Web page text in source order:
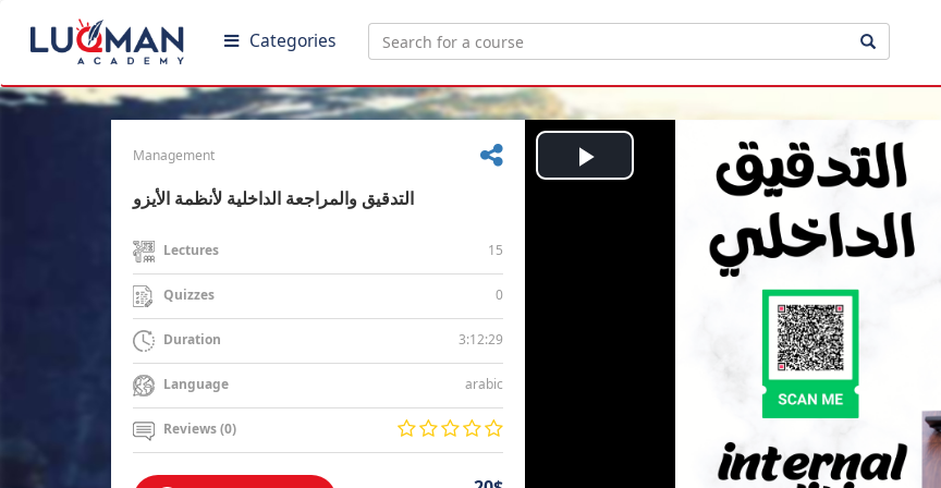
Categories
Management
التدقيق والمراجعة الداخلية لأنظمة الأيزو
Lectures 15
Quizzes 0
Duration 3:12:29
Language arabic
Reviews (0)
Play